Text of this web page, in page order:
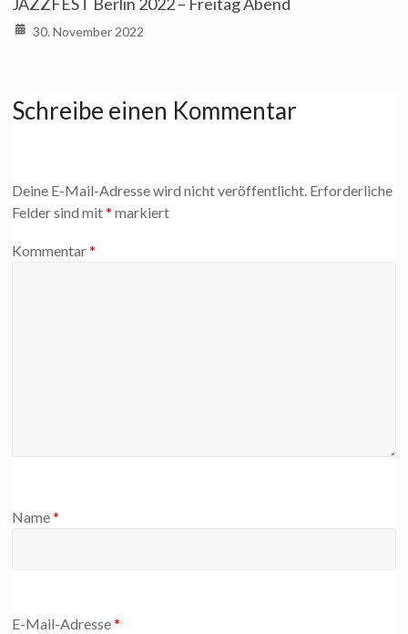
30. November 2022
Schreibe einen Kommentar
Deine E-Mail-Adresse wird nicht veröffentlicht. Erforderliche
Felder sind mit* markiert
Kommentar*
Name*
E-Mail-Adresse*